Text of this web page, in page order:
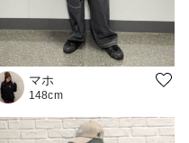
マホ
148cm